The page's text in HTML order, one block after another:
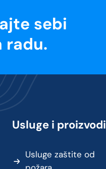
sebi
radu.
Usluge i proizvodi
Usluge zaštite od